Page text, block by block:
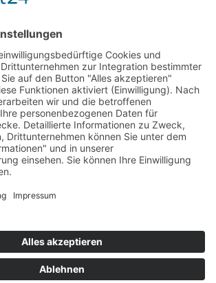
29 0
29 10
nur mit vorheriger Absprache.